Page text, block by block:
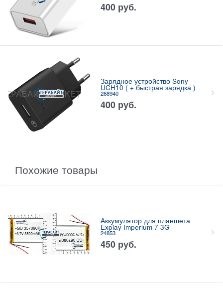
400 руб.
Зарядное устройство Sony
UCH10 ( + быстрая зарядка )
268940
400 руб.
Похожие товары
Аккумулятор для планшета
Explay Imperium 7 3G
24853
450 руб.